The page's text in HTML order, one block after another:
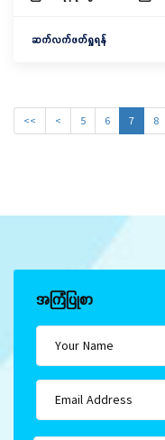
ဆက်လက်ဖတ်ရှုရန်
<< < 5 6 7 8
အကြံပြုစာ